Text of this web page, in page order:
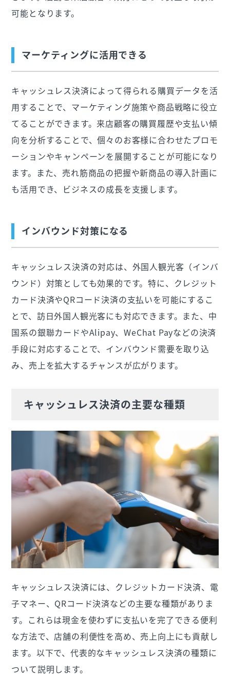
可能となります。
マーケティングに活用できる
キャッシュレス決済によって得られる購買データを活
用することで、マーケティング施策や商品戦略に役立
てることができます。来店顧客の購買履歴や支払い傾
向を分析することで、個々のお客様に合わせたプロモ
ーションやキャンペーンを展開することが可能になり
ます。また、売れ筋商品の把握や新商品の導入計画に
も活用でき、ビジネスの成長を支援します。
インバウンド対策になる
キャッシュレス決済の対応は、外国人観光客（インバ
ウンド）対策としても効果的です。特に、クレジット
カード決済やQRコード決済の支払いを可能にするこ
とで、訪日外国人観光客にも対応できます。また、中
国系の銀聯カードやAlipay、WeChat Payなどの決済
手段に対応することで、インバウンド需要を取り込
み、売上を拡大するチャンスが広がります。
キャッシュレス決済の主要な種類
キャッシュレス決済には、クレジットカード決済、電
子マネー、QRコード決済などの主要な種類がありま
す。これらは現金を使わずに支払いを完了できる便利
な方法で、店舗の利便性を高め、売上向上にも貢献し
ます。以下で、代表的なキャッシュレス決済の種類に
ついて説明します。